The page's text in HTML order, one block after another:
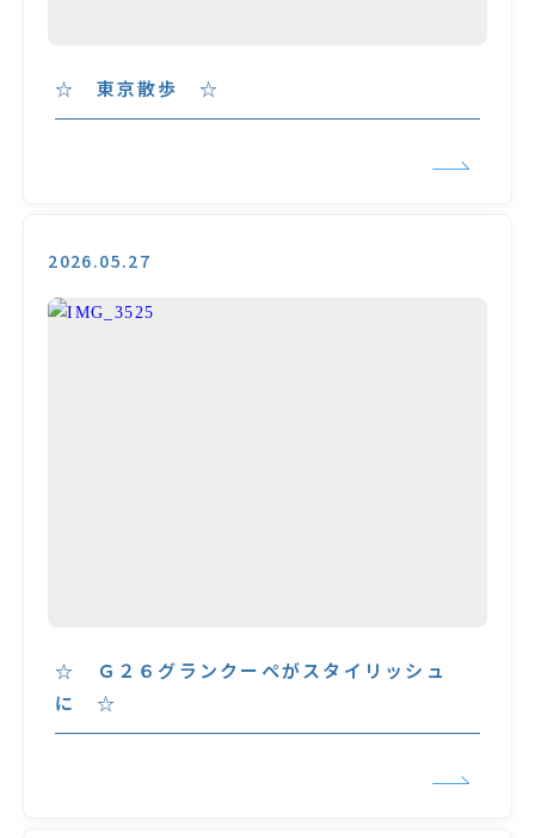
☆ 東京散歩 ☆
2026.05.27
☆ Ｇ２６グランクーペがスタイリッシュ
に ☆